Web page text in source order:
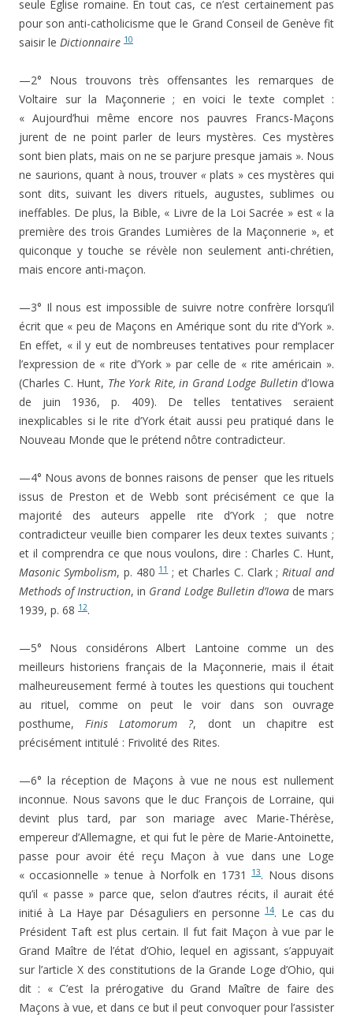
seule Eglise romaine. En tout cas, ce n’est certainement pas
pour son anti-catholicisme que le Grand Conseil de Genève fit
saisir le Dictionnaire 10
—2° Nous trouvons très offensantes les remarques de
Voltaire sur la Maçonnerie ; en voici le texte complet :
« Aujourd’hui même encore nos pauvres Francs-Maçons
jurent de ne point parler de leurs mystères. Ces mystères
sont bien plats, mais on ne se parjure presque jamais ». Nous
ne saurions, quant à nous, trouver «plats » ces mystères qui
sont dits, suivant les divers rituels, augustes, sublimes ou
ineffables. De plus, la Bible, « Livre de la Loi Sacrée » est « la
première des trois Grandes Lumières de la Maçonnerie », et
quiconque y touche se révèle non seulement anti-chrétien,
mais encore anti-maçon.
—3° Il nous est impossible de suivre notre confrère lorsqu’il
écrit que « peu de Maçons en Amérique sont du rite d’York ».
En effet, « il y eut de nombreuses tentatives pour remplacer
l’expression de « rite d’York » par celle de « rite américain ».
(Charles C. Hunt, The York Rite, in Grand Lodge Bulletin d’Iowa
de juin 1936, p. 409). De telles tentatives seraient
inexplicables si le rite d’York était aussi peu pratiqué dans le
Nouveau Monde que le prétend nôtre contradicteur.
—4° Nous avons de bonnes raisons de penser que les rituels
issus de Preston et de Webb sont précisément ce que la
majorité des auteurs appelle rite d’York ; que notre
contradicteur veuille bien comparer les deux textes suivants ;
et il comprendra ce que nous voulons, dire : Charles C. Hunt,
Masonic Symbolism, p. 48011; et Charles C. Clark ;Ritual and
Methods of Instruction, in Grand Lodge Bulletin d’Iowade mars
1939, p. 68 12.
—5° Nous considérons Albert Lantoine comme un des
meilleurs historiens français de la Maçonnerie, mais il était
malheureusement fermé à toutes les questions qui touchent
au rituel, comme on peut le voir dans son ouvrage
posthume,Finis Latomorum ?, dont un chapitre est
précisément intitulé : Frivolité des Rites.
—6° la réception de Maçons à vue ne nous est nullement
inconnue. Nous savons que le duc François de Lorraine, qui
devint plus tard, par son mariage avec Marie-Thérèse,
empereur d’Allemagne, et qui fut le père de Marie-Antoinette,
passe pour avoir été reçu Maçon à vue dans une Loge
« occasionnelle » tenue à Norfolk en 173113. Nous disons
qu’il « passe » parce que, selon d’autres récits, il aurait été
initié à La Haye par Désaguliers en personne 14. Le cas du
Président Taft est plus certain. Il fut fait Maçon à vue par le
Grand Maître de l’état d’Ohio, lequel en agissant, s’appuyait
sur l’article X des constitutions de la Grande Loge d’Ohio, qui
dit : « C’est la prérogative du Grand Maître de faire des
Maçons à vue, et dans ce but il peut convoquer pour l’assister